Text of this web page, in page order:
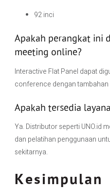
92 inci
Apakah perangkat ini
meeting online?
Interactive Flat Panel dapat
conference dengan
Apakah tersedia
Ya. Distributor seperti UNO.id
dan pelatihan penggunaan
sekitarnya.
Kesimpulan